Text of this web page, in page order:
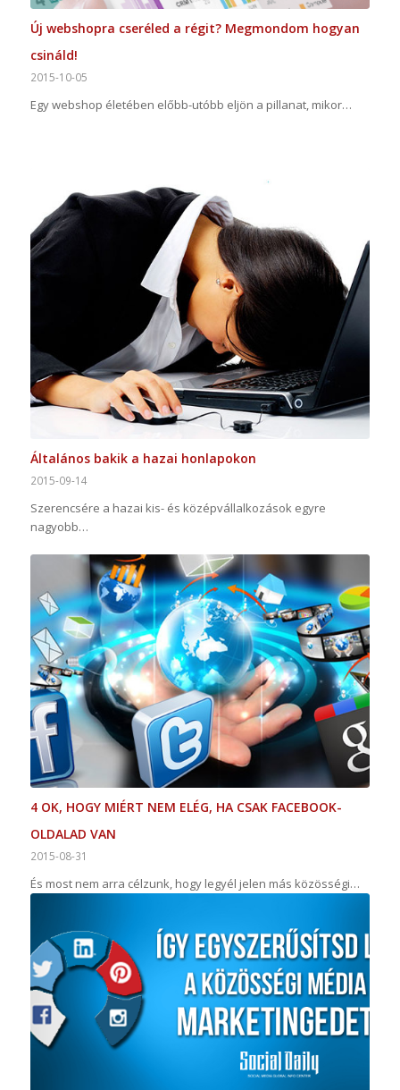
Új webshopra cseréled a régit? Megmondom hogyan
csináld!
2015-10-05
Egy webshop életében előbb-utóbb eljön a pillanat, mikor…
Általános bakik a hazai honlapokon
2015-09-14
Szerencsére a hazai kis- és középvállalkozások egyre
nagyobb…
4 OK, HOGY MIÉRT NEM ELÉG, HA CSAK FACEBOOK-
OLDALAD VAN
2015-08-31
És most nem arra célzunk, hogy legyél jelen más közösségi…